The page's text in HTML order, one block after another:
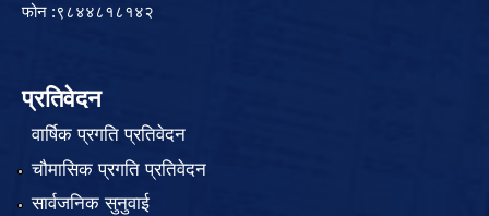
फोन :९८४४८१८१४२
प्रतिवेदन
वार्षिक प्रगति प्रतिवेदन
चौमासिक प्रगति प्रतिवेदन
सार्वजनिक सुनुवाई